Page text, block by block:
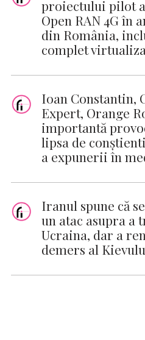
proiectului pilot
Open RAN 4G în
din România,
complet
Ioan Constantin,
Expert, Orange
importantă
lipsa de
a expunerii în
Iranul spune că
un atac asupra a
Ucraina, dar a
demers al